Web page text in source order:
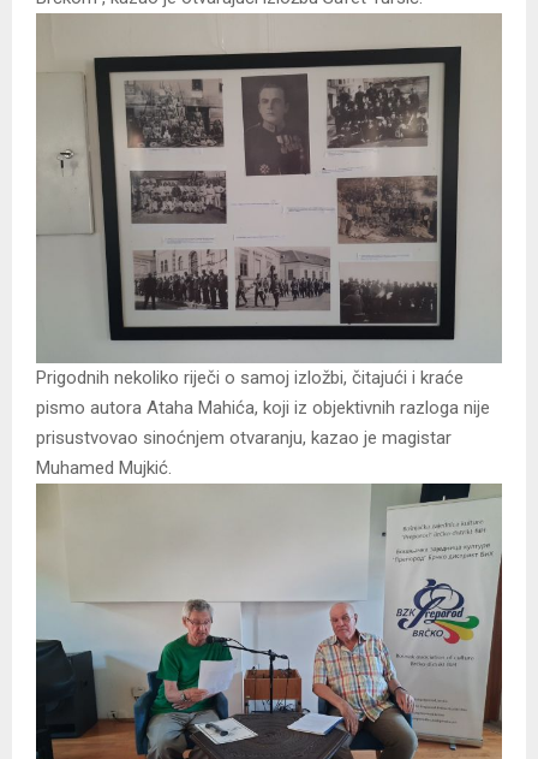
Prigodnih nekoliko riječi o samoj izložbi, čitajući i kraće
pismo autora Ataha Mahića, koji iz objektivnih razloga nije
prisustvovao sinoćnjem otvaranju, kazao je magistar
Muhamed Mujkić.